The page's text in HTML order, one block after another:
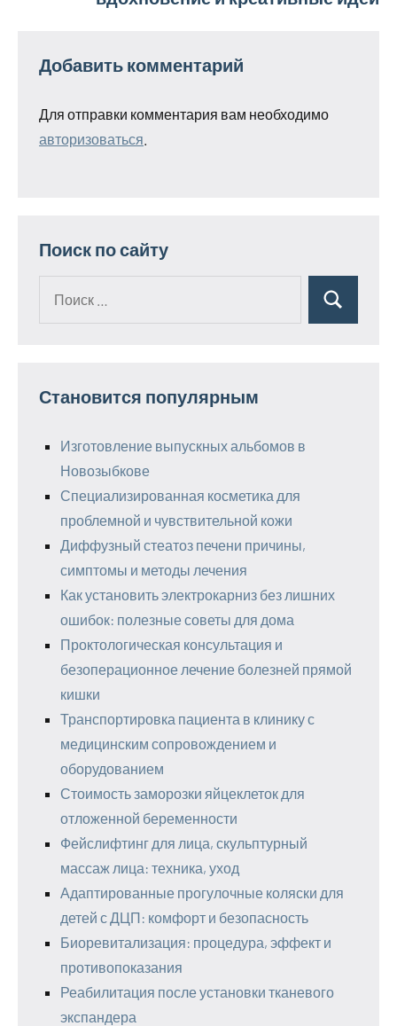
Добавить комментарий
Для отправки комментария вам необходимо
авторизоваться
Поиск по сайту
Поиск
Становится популярным
Изготовление выпускных альбомов в
Новозыбкове
Специализированная косметика для
проблемной и чувствительной кожи
Диффузный стеатоз печени причины,
симптомы и методы лечения
Как установить электрокарниз без лишних
ошибок: полезные советы для дома
Проктологическая консультация и
безоперационное лечение болезней прямой
кишки
Транспортировка пациента в клинику с
медицинским сопровождением и
оборудованием
Стоимость заморозки яйцеклеток для
отложенной беременности
Фейслифтинг для лица, скульптурный
массаж лица: техника, уход
Адаптированные прогулочные коляски для
детей с ДЦП: комфорт и безопасность
Биоревитализация: процедура, эффект и
противопоказания
Реабилитация после установки тканевого
экспандера